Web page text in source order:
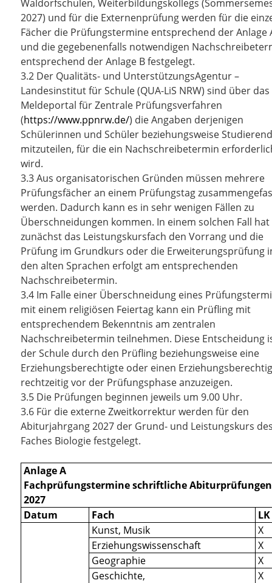
Waldorfschulen, Weiterbildungskollegs
2027) und für die Externenprüfung werden für die
Fächer die Prüfungstermine entsprechend derAnlage
und die gegebenenfalls notwendigen
entsprechend derAnlage Bfestgelegt.
3.2 Der Qualitäts- und UnterstützungsAgentur –
Landesinstitut für Schule (QUA-LiS NRW) sind über das
Meldeportal für Zentrale Prüfungsverfahren
(https://www.ppnrw.de/) die Angaben derjenigen
Schülerinnen und Schüler beziehungsweise
mitzuteilen, für die ein Nachschreibetermin
wird.
3.3Aus organisatorischen Gründen müssen mehrere
Prüfungsfächer an einem Prüfungstag
werden. Dadurch kann es in sehr wenigen Fällen zu
Überschneidungen kommen. In einem solchen Fall hat
zunächst das Leistungskursfach den Vorrang und die
Prüfung im Grundkurs oder die Erweiterungsprüfung
den alten Sprachen erfolgt am entsprechenden
Nachschreibetermin.
3.4 Im Falle einer Überschneidung eines
mit einem religiösen Feiertag kann ein Prüfling mit
entsprechendem Bekenntnis am zentralen
Nachschreibetermin teilnehmen. Diese Entscheidung
der Schule durch den Prüfling beziehungsweise eine
Erziehungsberechtigte oder einen
rechtzeitig vor der Prüfungsphase anzuzeigen.
3.5 Die Prüfungen beginnen jeweils um 9.00 Uhr.
3.6 Für die externe Zweitkorrektur werden für den
Abiturjahrgang 2027 der Grund- und Leistungskurs
Faches Biologie festgelegt.
Anlage A
Fachprüfungstermine schriftliche Abiturprüfungen
2027
Datum
Fach LK
Kunst, Musik
X
Erziehungswissenschaft
X
Geographie
X
Geschichte,
X